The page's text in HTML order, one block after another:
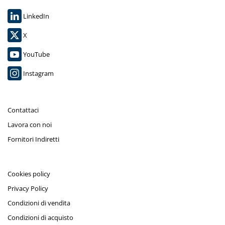
LinkedIn
X
YouTube
Instagram
Contattaci
Lavora con noi
Fornitori Indiretti
Cookies policy
Privacy Policy
Condizioni di vendita
Condizioni di acquisto